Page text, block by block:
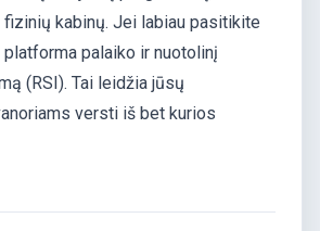
kabinų. Jei labiau pasitikite
palaiko ir nuotolinį
(RSI). Tai leidžia jūsų
versti iš bet kurios